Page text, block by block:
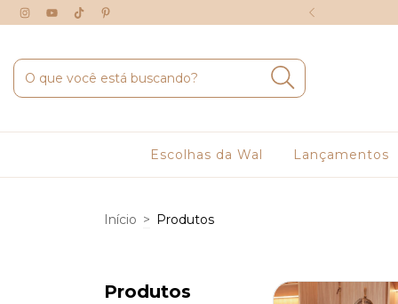
6X SEM JUROS
Escolhas da Wal Lançamentos
Início > Produtos
Produtos